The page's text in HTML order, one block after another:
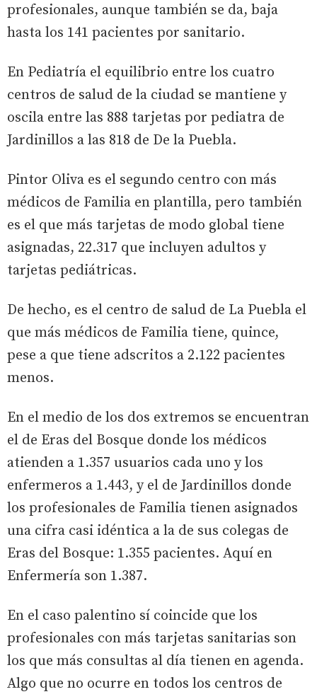
profesionales, aunque también se da, baja
hasta los 141 pacientes por sanitario.
En Pediatría el equilibrio entre los cuatro
centros de salud de la ciudad se mantiene y
oscila entre las 888 tarjetas por pediatra de
Jardinillos a las 818 de De la Puebla.
Pintor Oliva es el segundo centro con más
médicos de Familia en plantilla, pero también
es el que más tarjetas de modo global tiene
asignadas, 22.317 que incluyen adultos y
tarjetas pediátricas.
De hecho, es el centro de salud de La Puebla el
que más médicos de Familia tiene, quince,
pese a que tiene adscritos a 2.122 pacientes
menos.
En el medio de los dos extremos se encuentran
el de Eras del Bosque donde los médicos
atienden a 1.357 usuarios cada uno y los
enfermeros a 1.443, y el de Jardinillos donde
los profesionales de Familia tienen asignados
una cifra casi idéntica a la de sus colegas de
Eras del Bosque: 1.355 pacientes. Aquí en
Enfermería son 1.387.
En el caso palentino sí coincide que los
profesionales con más tarjetas sanitarias son
los que más consultas al día tienen en agenda.
Algo que no ocurre en todos los centros de